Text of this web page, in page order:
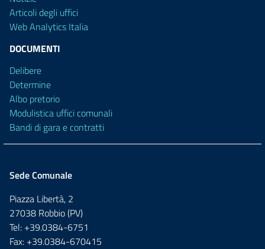
Articoli degli uffici
Web Analytics Italia
DOCUMENTI
Delibere
Determine
Albo pretorio
Modulistica uffici comunali
Bandi di gara e contratti
Sede Comunale
Piazza Libertà, 2
27038 Robbio (PV)
Tel: +39.0384-6751
Fax: +39.0384-670415